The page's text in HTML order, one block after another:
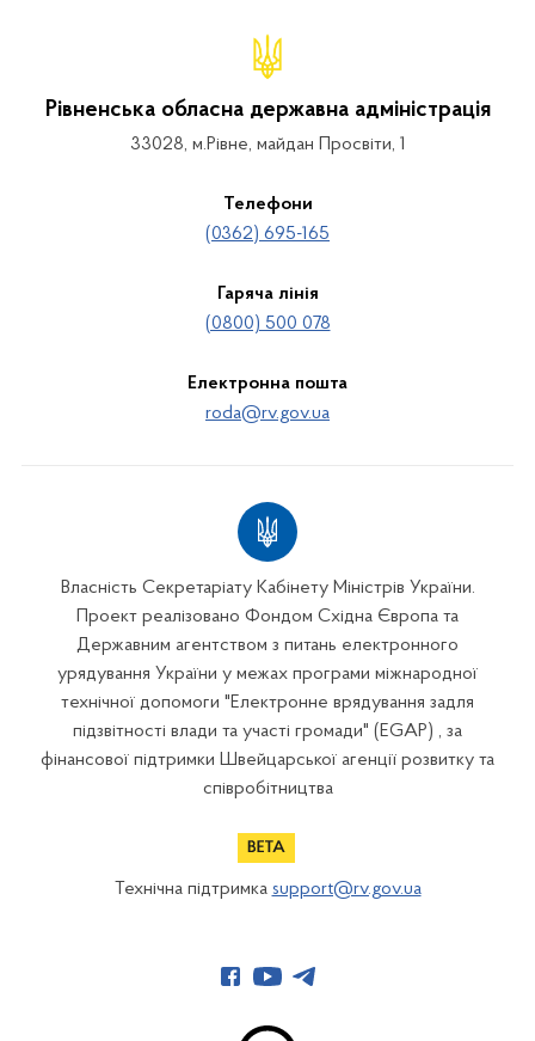
Рівненська обласна державна адміністрація
33028, м.Рівне, майдан Просвіти, 1
Телефони
(0362) 695-165
Гаряча лінія
(0800) 500 078
Електронна пошта
roda@rv.gov.ua
Власність Секретаріату Кабінету Міністрів України.
Проект реалізовано Фондом Східна Європа та
Державним агентством з питань електронного
урядування України у межах програми міжнародної
технічної допомоги "Електронне врядування задля
підзвітності влади та участі громади" (EGAP) , за
фінансової підтримки Швейцарської агенції розвитку та
співробітництва
Технічна підтримка support@rv.gov.ua